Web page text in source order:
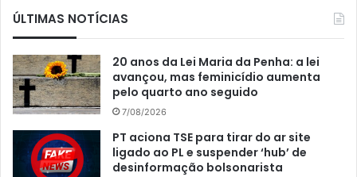
ÚLTIMAS NOTÍCIAS
20 anos da Lei Maria da Penha: a lei
avançou, mas feminicídio aumenta
pelo quarto ano seguido
7/08/2026
PT aciona TSE para tirar do ar site
ligado ao PL e suspender ‘hub’ de
desinformação bolsonarista